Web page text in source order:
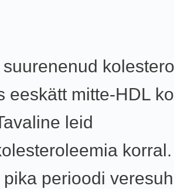
suurenenud
eeskätt mitte-HDL
leid
korral.
pika perioodi